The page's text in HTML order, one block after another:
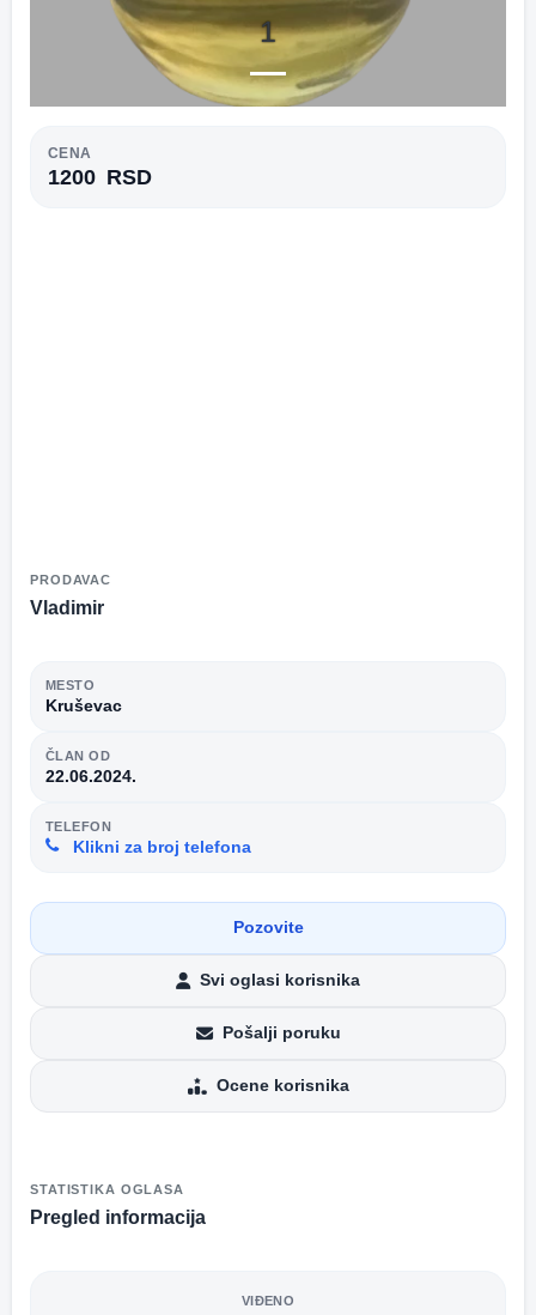
1
CENA
1200 RSD
PRODAVAC
Vladimir
MESTO
Kruševac
ČLAN OD
22.06.2024.
TELEFON
Klikni za broj telefona
Pozovite
Svi oglasi korisnika
Pošalji poruku
Ocene korisnika
STATISTIKA OGLASA
Pregled informacija
VIĐENO